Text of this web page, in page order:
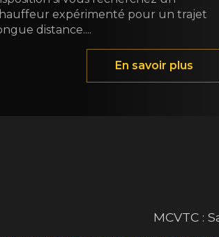
expérimenté pour un trajet
distance....
En savoir plus
MCVTC :